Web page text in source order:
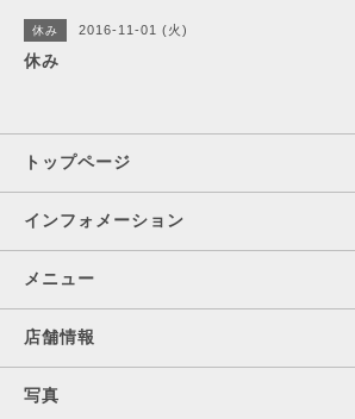
休み 2016-11-01 (火)
休み
トップページ
インフォメーション
メニュー
店舗情報
写真